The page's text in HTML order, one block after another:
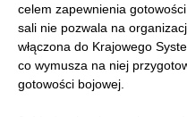
celem zapewnienia
sali nie pozwala na
włączona do Krajowego
co wymusza na niej
gotowości bojowej.